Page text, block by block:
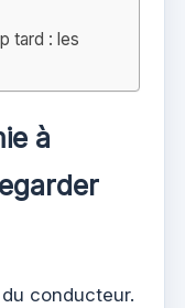
tard : les
à
conducteur.